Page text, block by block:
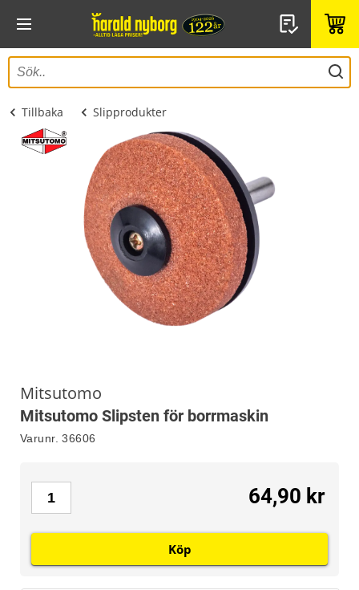
Tillbaka Slipprodukter
Mitsutomo
Mitsutomo Slipsten för borrmaskin
Varunr. 36606
64,90 kr
Köp